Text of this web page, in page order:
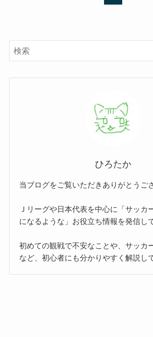
ひろたか
当ブログをご覧いただきありがとうご
Ｊリーグや日本代表を中心に「サッカ
になるような」お役立ち情報を発信し
初めての観戦で不安なことや、サッカ
など、初心者にも分かりやすく解説し